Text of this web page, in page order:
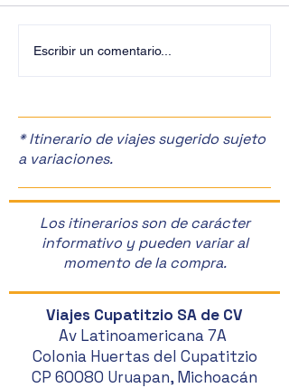
Escribir un comentario...
* Itinerario de viajes sugerido sujeto
a variaciones.
Los itinerarios son de carácter
informativo y pueden variar al
momento de la compra.
Viajes Cupatitzio SA de CV
Av Latinoamericana 7A
Colonia Huertas del Cupatitzio
CP 60080 Uruapan, Michoacán